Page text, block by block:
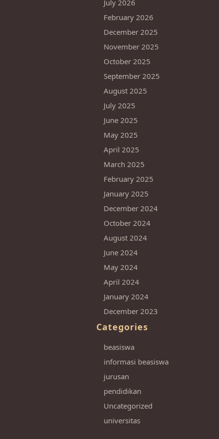
July 2026
February 2026
December 2025
November 2025
October 2025
September 2025
August 2025
July 2025
June 2025
May 2025
April 2025
March 2025
February 2025
January 2025
December 2024
October 2024
August 2024
June 2024
May 2024
April 2024
January 2024
December 2023
Categories
beasiswa
informasi beasiswa
jurusan
pendidikan
Uncategorized
universitas